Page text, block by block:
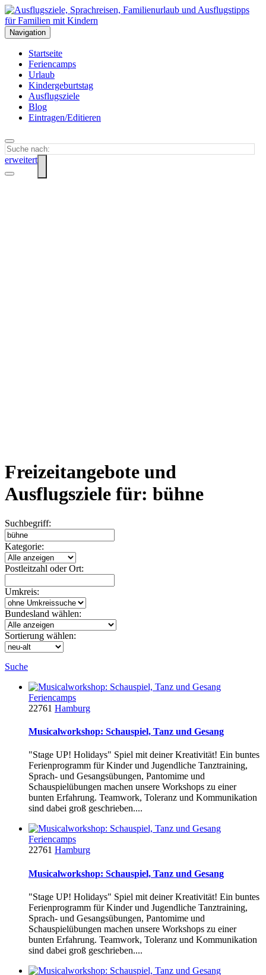
Navigation
Startseite
Feriencamps
Urlaub
Kindergeburtstag
Ausflugsziele
Blog
Eintragen/Editieren
erweitert
Freizeitangebote und
Ausflugsziele für: bühne
Suchbegriff:
Kategorie:
Postleitzahl oder Ort:
Umkreis:
Bundesland wählen:
Sortierung wählen:
Suche
Feriencamps
22761 Hamburg
Musicalworkshop: Schauspiel, Tanz und Gesang
"Stage UP! Holidays" Spiel mit deiner Kreativität! Ein buntes
Ferienprogramm für Kinder und Jugendliche Tanztraining,
Sprach- und Gesangsübungen, Pantomime und
Schauspielübungen machen unsere Workshops zu einer
bunten Erfahrung. Teamwork, Toleranz und Kommunikation
sind dabei groß geschrieben....
Feriencamps
22761 Hamburg
Musicalworkshop: Schauspiel, Tanz und Gesang
"Stage UP! Holidays" Spiel mit deiner Kreativität! Ein buntes
Ferienprogramm für Kinder und Jugendliche Tanztraining,
Sprach- und Gesangsübungen, Pantomime und
Schauspielübungen machen unsere Workshops zu einer
bunten Erfahrung. Teamwork, Toleranz und Kommunikation
sind dabei groß geschrieben....